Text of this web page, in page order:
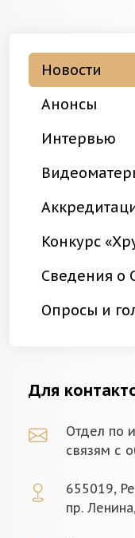
Новости
Анонсы
Интервью
Конкурс
Сведения о
Опросы и
Для
Отдел по
связям с
655019,
пр.